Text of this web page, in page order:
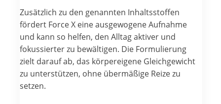
Zusätzlich zu den genannten Inhaltsstoffen
fördert Force X eine ausgewogene Aufnahme
und kann so helfen, den Alltag aktiver und
fokussierter zu bewältigen. Die Formulierung
zielt darauf ab, das körpereigene Gleichgewicht
zu unterstützen, ohne übermäßige Reize zu
setzen.